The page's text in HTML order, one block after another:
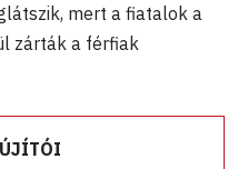
mert a fiatalok a
zárták a férfiak